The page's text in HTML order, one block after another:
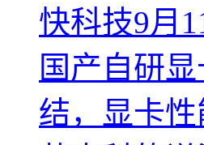
快科技9月
国产自研
结，显卡